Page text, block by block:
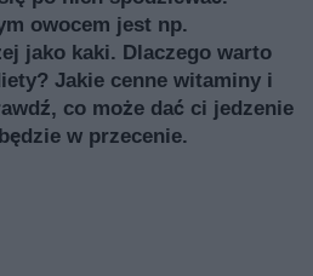
owocem jest np.
jako kaki. Dlaczego warto
Jakie cenne witaminy i
co może dać ci jedzenie
w przecenie.